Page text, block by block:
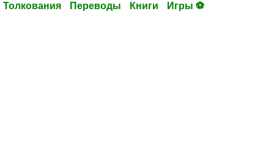
Толкования Переводы Книги Игры ⚽